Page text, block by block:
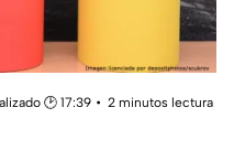
🕑 17:39
2 minutos lectura